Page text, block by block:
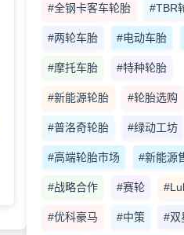
#全钢卡客车轮胎 #TBR
#两轮车胎 #电动车胎
#摩托车胎 #特种轮胎
#新能源轮胎 #轮胎选购
#普洛奇轮胎 #绿动工坊
#高端轮胎市场 #新能源
#战略合作 #赛轮
#优科豪马 #中策 #双